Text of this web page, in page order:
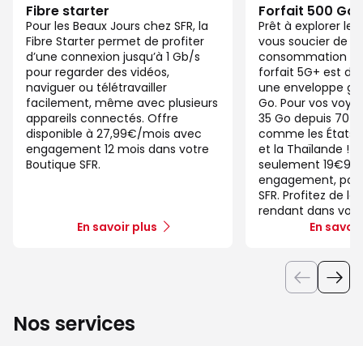
Fibre starter
Pour les Beaux Jours chez SFR, la
Fibre Starter permet de profiter
d’une connexion jusqu’à 1 Gb/s
pour regarder des vidéos,
naviguer ou télétravailler
facilement, même avec plusieurs
appareils connectés. Offre
disponible à 27,99€/mois avec
engagement 12 mois dans votre
Boutique SFR.
En savoir plus
Forfait 500 Go
Prêt à explorer le
vous soucier de
consommation
forfait 5G+ est
une enveloppe
Go. Pour vos
35 Go depuis 70
comme les États-
et la Thaïlande !
seulement
engagement,
SFR. Profitez de
rendant dans
En
Nos services